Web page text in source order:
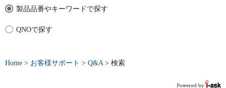
製品品番やキーワードで探す
QNOで探す
Home > お客様サポート > Q&A> 検索